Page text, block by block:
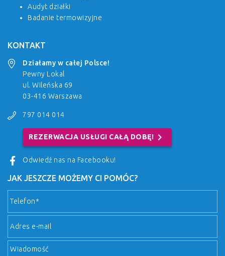
Audyt działki
Badanie termowizyjne
KONTAKT
Działamy w całej Polsce!
Pewny Lokal
ul. Wileńska 69
03-416 Warszawa
797 014 014
REZERWACJA USŁUGI CAŁĄ DOBĘ! chevron_right
Odwiedź nas na Facebooku!
JAK JESZCZE MOŻEMY CI POMÓC?